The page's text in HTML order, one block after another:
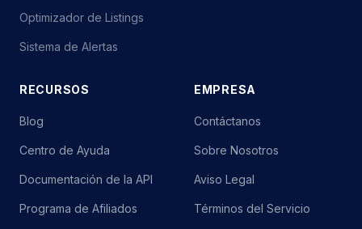
Optimizador de Listings
Sistema de Alertas
RECURSOS
Blog
Centro de Ayuda
Documentación de la API
Programa de Afiliados
EMPRESA
Contáctanos
Sobre Nosotros
Aviso Legal
Términos del Servicio